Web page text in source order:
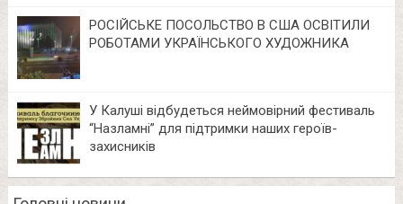
РОСІЙСЬКЕ ПОСОЛЬСТВО В США ОСВІТИЛИ
РОБОТАМИ УКРАЇНСЬКОГО ХУДОЖНИКА
У Калуші відбудеться неймовірний фестиваль
“Назламні” для підтримки наших героїв-
захисників